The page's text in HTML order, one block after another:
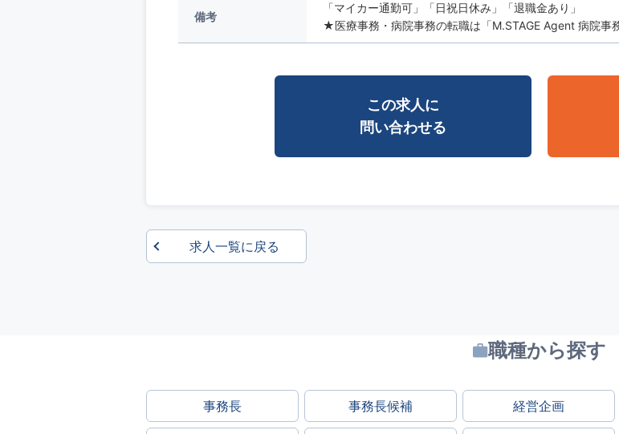
備考
「マイカー通勤可」「日祝日休み」「退職金あり」
★医療事務・病院事務の転職は「M.STAGE Agent 病院事
この求人に
問い合わせる
求人一覧に戻る
職種から探す
事務長 事務長候補 経営企画